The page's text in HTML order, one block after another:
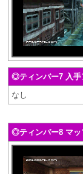
◎ティンバー7 入手
なし
◎ティンバー8 マッ